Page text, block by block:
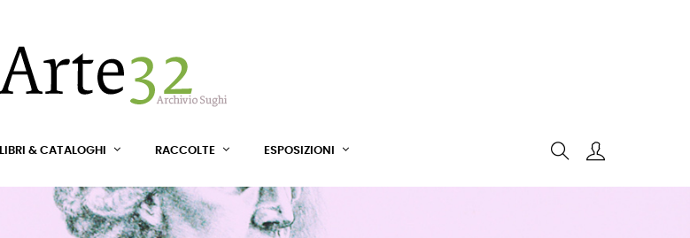
LIBRI & CATALOGHI RACCOLTE ESPOSIZIONI